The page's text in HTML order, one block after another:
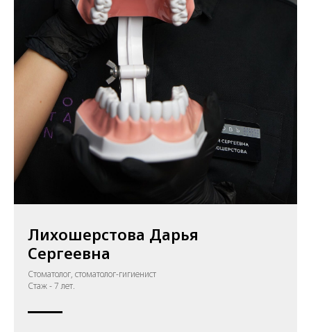
Лихошерстова Дарья
Сергеевна
Стоматолог, стоматолог-гигиенист
Стаж - 7 лет.